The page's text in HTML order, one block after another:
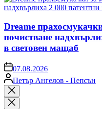
Dreame
почистване
в световен мащаб
on07.08.2026
Posted
by
Петър Ангелов - Пепсън
Close
search